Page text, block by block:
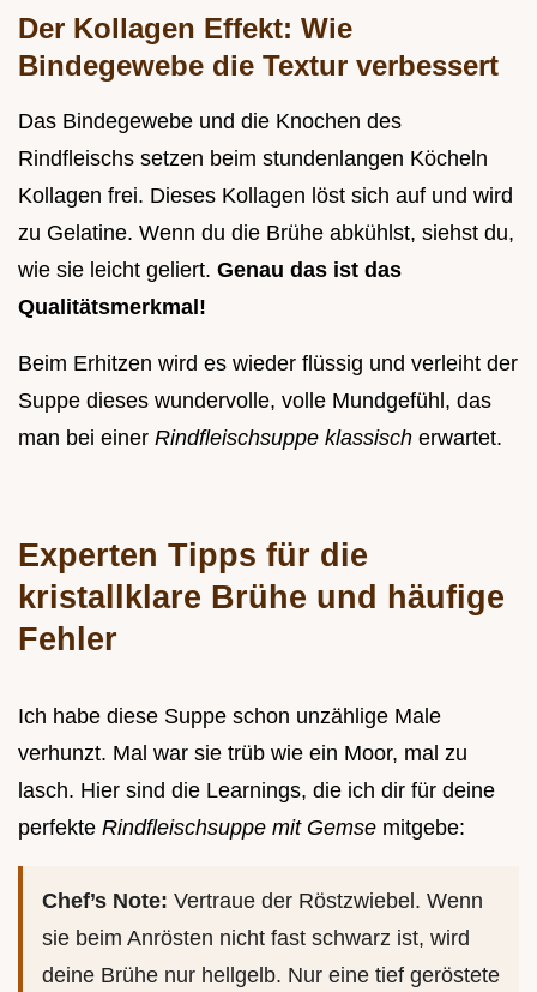
Der Kollagen Effekt: Wie
Bindegewebe die Textur verbessert
Das Bindegewebe und die Knochen des
Rindfleischs setzen beim stundenlangen Köcheln
Kollagen frei. Dieses Kollagen löst sich auf und wird
zu Gelatine. Wenn du die Brühe abkühlst, siehst du,
wie sie leicht geliert. Genau das ist das
Qualitätsmerkmal!
Beim Erhitzen wird es wieder flüssig und verleiht der
Suppe dieses wundervolle, volle Mundgefühl, das
man bei einer Rindfleischsuppe klassisch erwartet.
Experten Tipps für die
kristallklare Brühe und häufige
Fehler
Ich habe diese Suppe schon unzählige Male
verhunzt. Mal war sie trüb wie ein Moor, mal zu
lasch. Hier sind die Learnings, die ich dir für deine
perfekte Rindfleischsuppe mit Gemse mitgebe:
Chef’s Note: Vertraue der Röstzwiebel. Wenn
sie beim Anrösten nicht fast schwarz ist, wird
deine Brühe nur hellgelb. Nur eine tief geröstete